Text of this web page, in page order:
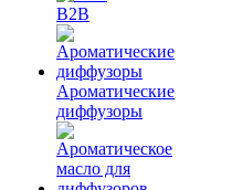
B2B
Ароматические
диффузоры